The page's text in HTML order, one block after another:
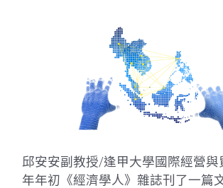
邱安安副教授/逢甲大學國際經營與
年年初《經濟學人》雜誌刊了一篇